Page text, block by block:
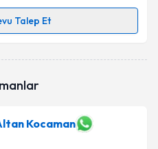
Talep Et
randevu almanız için bir
Kocaman